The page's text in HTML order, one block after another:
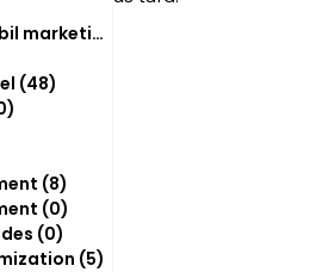
Marketing móvil - Mobil marketing
(48)
(8)
(0)
(0)
(5)